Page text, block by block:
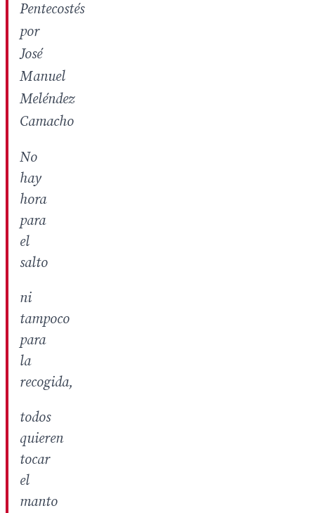
Pentecostés
por
José
Manuel
Meléndez
Camacho
No
hay
hora
para
el
salto
ni
tampoco
para
la
recogida,
todos
quieren
tocar
el
manto